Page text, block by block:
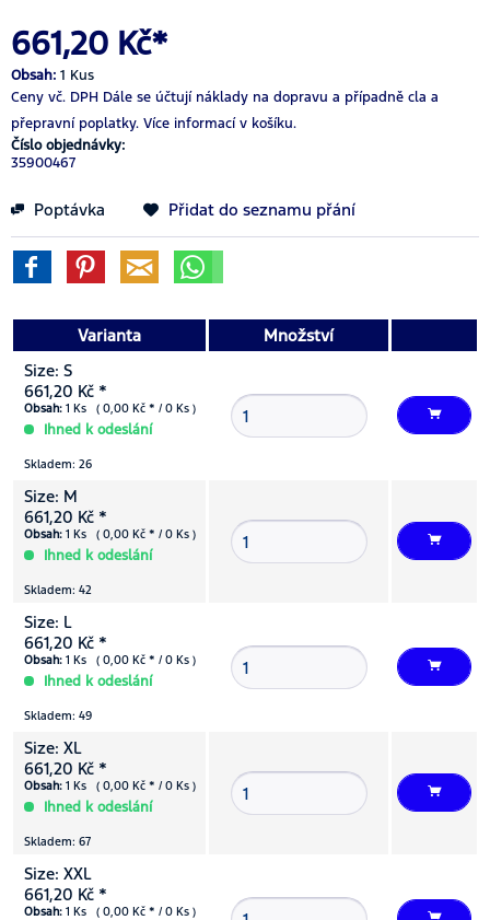
661,20 Kč*
Obsah: 1 Kus
Ceny vč. DPH Dále se účtují náklady na dopravu a případně cla a
přepravní poplatky. Více informací v košíku.
Číslo objednávky:
35900467
Poptávka Přidat do seznamu přání
Varianta
Množství
Size: S
661,20 Kč *
Obsah: 1 Ks ( 0,00 Kč * / 0 Ks )
Ihned k odeslání
Skladem: 26
Size: M
661,20 Kč *
Obsah: 1 Ks ( 0,00 Kč * / 0 Ks )
Ihned k odeslání
Skladem: 42
Size: L
661,20 Kč *
Obsah: 1 Ks ( 0,00 Kč * / 0 Ks )
Ihned k odeslání
Skladem: 49
Size: XL
661,20 Kč *
Obsah: 1 Ks ( 0,00 Kč * / 0 Ks )
Ihned k odeslání
Skladem: 67
Size: XXL
661,20 Kč *
Obsah: 1 Ks ( 0,00 Kč * / 0 Ks )